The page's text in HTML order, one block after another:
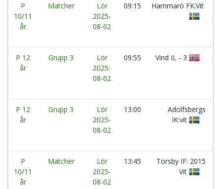
P
10/11
år
Matcher
Lör
2025-
08-02
09:15 Hammarö FK:Vit
P 12
år
Grupp 3
Lör
2025-
08-02
09:55 Vind IL - 3
P 12
år
Grupp 3
Lör
2025-
08-02
13:00
Adolfsbergs
IK:vit
P
10/11
år
Matcher
Lör
2025-
08-02
13:45
Torsby IF: 2015
Vit